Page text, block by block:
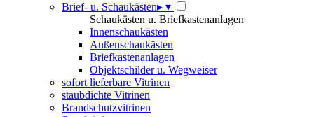
Brief- u. Schaukästen▸ ▾
Schaukästen u. Briefkastenanlagen
Innenschaukästen
Außenschaukästen
Briefkastenanlagen
Objektschilder u. Wegweiser
sofort lieferbare Vitrinen
staubdichte Vitrinen
Brandschutzvitrinen